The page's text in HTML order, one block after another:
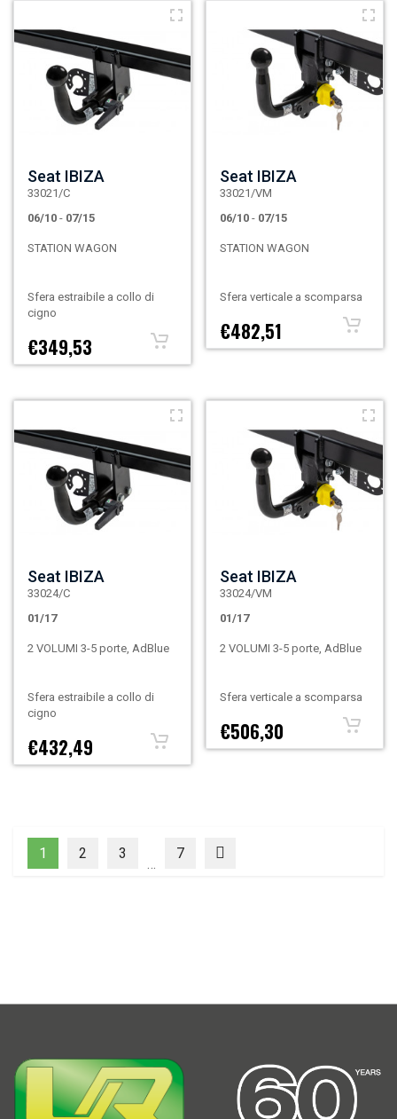
Seat IBIZA
33021/C
06/10 - 07/15
STATION WAGON
Sfera estraibile a collo di
cigno
€349,53
Seat IBIZA
33021/VM
06/10 - 07/15
STATION WAGON
Sfera verticale a scomparsa
€482,51
Seat IBIZA
33024/C
01/17
2 VOLUMI 3-5 porte, AdBlue
Sfera estraibile a collo di
cigno
€432,49
Seat IBIZA
33024/VM
01/17
2 VOLUMI 3-5 porte, AdBlue
Sfera verticale a scomparsa
€506,30
1 2 3
…
7